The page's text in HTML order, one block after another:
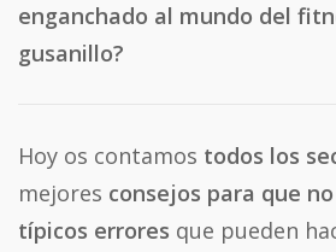
enganchado al mundo del
gusanillo?
Hoy os contamos todos los
mejores consejos para que
típicos errores que pueden